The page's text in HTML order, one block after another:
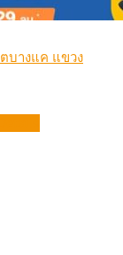
บางแค แขวง